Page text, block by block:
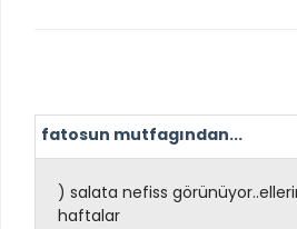
fatosun mutfagından...
) salata nefiss
haftalar